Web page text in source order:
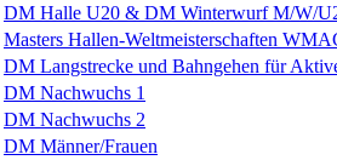
DM Halle U20 & DM Winterwurf M/W/
Masters Hallen-Weltmeisterschaften
DM Langstrecke und Bahngehen für
DM Nachwuchs 1
DM Nachwuchs 2
DM Männer/Frauen